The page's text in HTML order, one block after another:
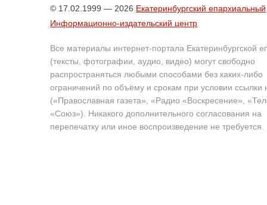
© 17.02.1999 — 2026 Екатеринбургский епархиальный
Информационно-издательский центр
Все материалы интернет-портала Екатеринбургской
(тексты, фотографии, аудио, видео) могут свободно
распространяться любыми способами без каких-либо
ограничений по объёму и срокам при условии ссылки
(«Православная газета», «Радио «Воскресение»,
«Союз»). Никакого дополнительного согласования на
перепечатку или иное воспроизведение не требуется.